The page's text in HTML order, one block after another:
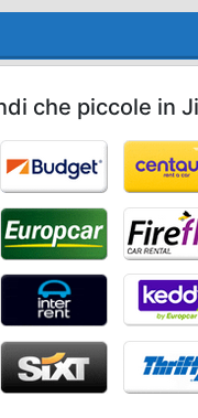
che piccole in